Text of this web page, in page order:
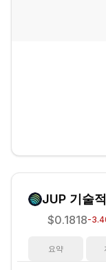
JUP 기술
$0.1818-
요약